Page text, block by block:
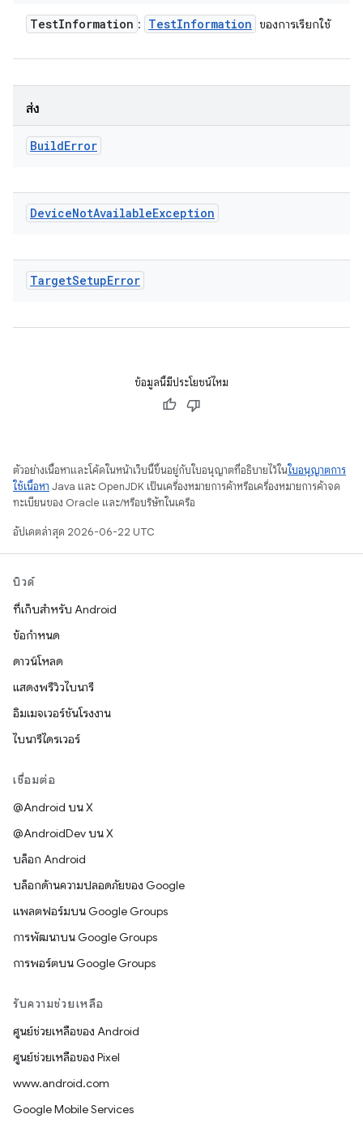
TestInformation : TestInformation ของการเรียกใช้
ส่ง
BuildError
DeviceNotAvailableException
TargetSetupError
ข้อมูลนี้มีประโยชน์ไหม
ตัวอย่างเนื้อหาและโค้ดในหน้าเว็บนี้ขึ้นอยู่กับใบอนุญาตที่อธิบายไว้ในใบอนุญาตการ
ใช้เนื้อหา Java และ OpenJDK เป็นเครื่องหมายการค้าหรือเครื่องหมายการค้าจด
ทะเบียนของ Oracle และ/หรือบริษัทในเครือ
อัปเดตล่าสุด 2026-06-22 UTC
บิวด์
ที่เก็บสำหรับ Android
ข้อกำหนด
ดาวน์โหลด
แสดงพรีวิวไบนารี
อิมเมจเวอร์ชันโรงงาน
ไบนารีไดรเวอร์
เชื่อมต่อ
@Android บน X
@AndroidDev บน X
บล็อก Android
บล็อกด้านความปลอดภัยของ Google
แพลตฟอร์มบน Google Groups
การพัฒนาบน Google Groups
การพอร์ตบน Google Groups
รับความช่วยเหลือ
ศูนย์ช่วยเหลือของ Android
ศูนย์ช่วยเหลือของ Pixel
www.android.com
Google Mobile Services